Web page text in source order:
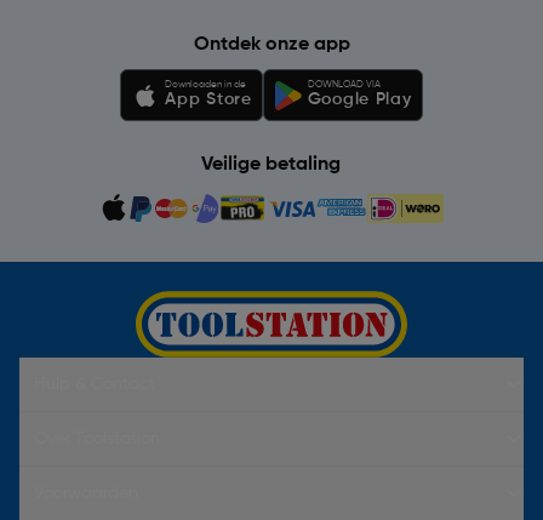
Ontdek onze app
Downloaden in de
App Store
DOWNLOAD VIA
Google Play
Veilige betaling